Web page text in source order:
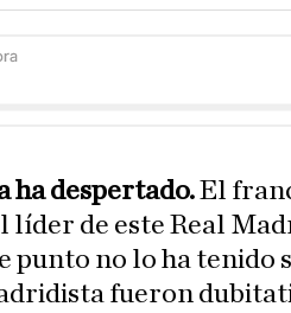
ha despertado.El
líder de este Real
punto no lo ha tenido
fueron